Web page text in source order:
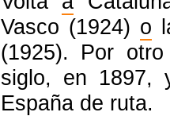
Vasco (1924) o
(1925). Por
siglo, en 1897,
España de ruta.